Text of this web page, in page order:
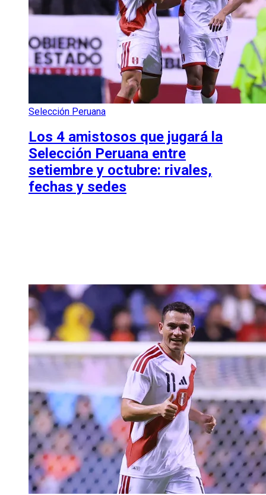
Selección Peruana
Los 4 amistosos que jugará la
Selección Peruana entre
setiembre y octubre: rivales,
fechas y sedes